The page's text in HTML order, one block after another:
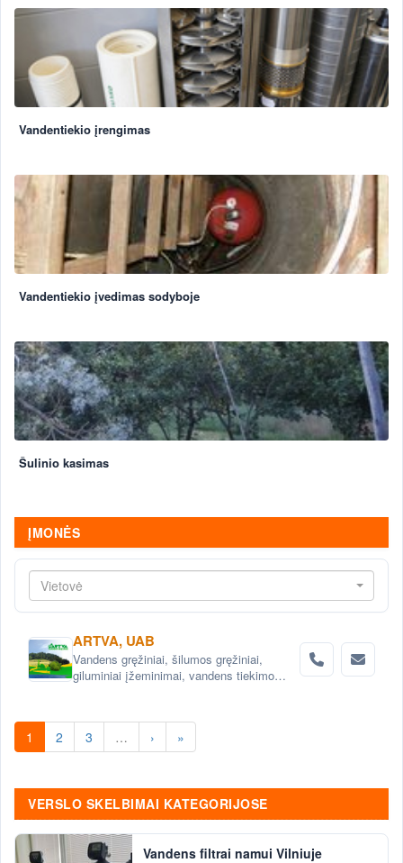
Vandentiekio įrengimas
Vandentiekio įvedimas sodyboje
Šulinio kasimas
ĮMONĖS
Vietovė
ARTVA, UAB
Vandens gręžiniai, šilumos gręžiniai,
giluminiai įžeminimai, vandens tiekimo
1 2 3 … › »
VERSLO SKELBIMAI KATEGORIJOSE
Vandens filtrai namui Vilniuje